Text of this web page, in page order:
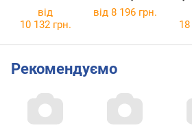
від
10 132 грн.
від 8 196 грн.
Рекомендуємо